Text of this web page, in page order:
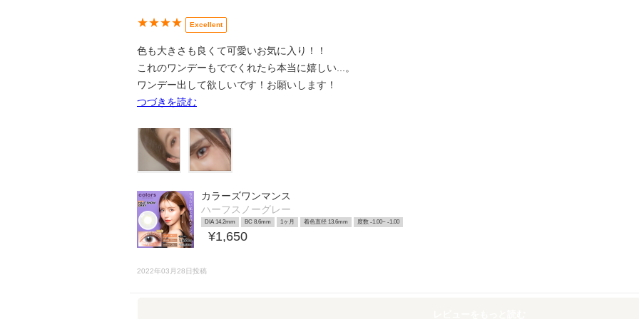
★★★★ Excellent
色も大きさも良くて可愛いお気に入り！！
これのワンデーもででくれたら本当に嬉しい...。
ワンデー出して欲しいです！お願いします！
つづきを読む
カラーズワンマンス
ハーフスノーグレー
DIA 14.2mm BC 8.6mm 1ヶ月 着色直径 13.6mm 度数 -1.00~ -1.00
¥1,650
2022年03月28日投稿